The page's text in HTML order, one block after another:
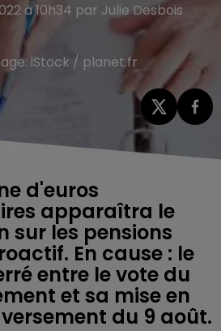
à 10h34 par Julie Desbois
iStock / planet.fr
d'euros
apparaîtra le
sur les pensions
En cause : le
entre le vote du
et sa mise en
du 9 août.